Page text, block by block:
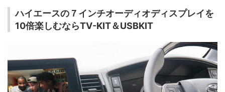
ハイエースの７インチオーディオディスプレイを
10倍楽しむならTV-KIT＆USBKIT